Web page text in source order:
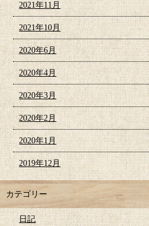
2021年11月
2021年10月
2020年6月
2020年4月
2020年3月
2020年2月
2020年1月
2019年12月
カテゴリー
日記